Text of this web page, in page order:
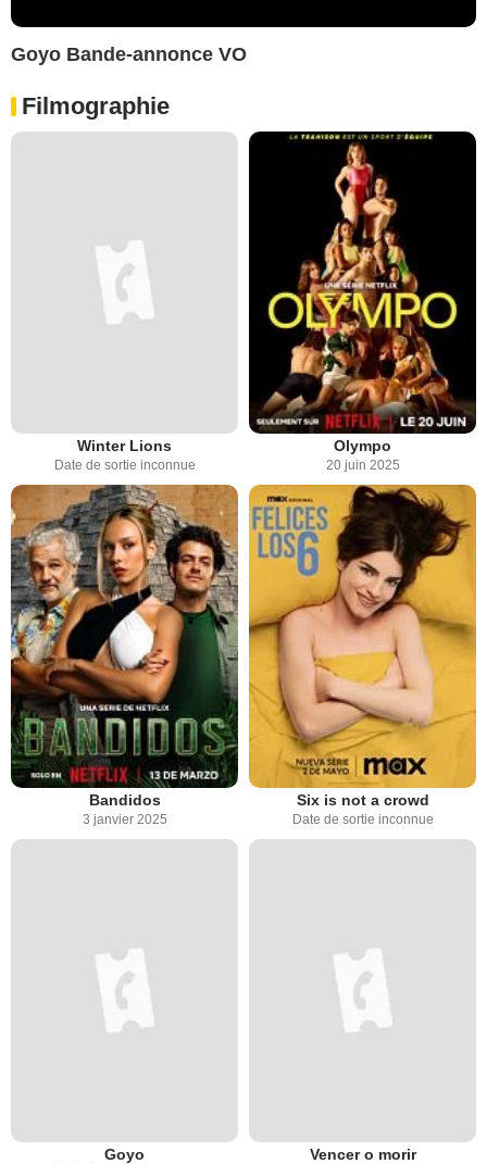
Goyo Bande-annonce VO
Filmographie
Winter Lions
Date de sortie inconnue
Olympo
20 juin 2025
Bandidos
3 janvier 2025
Six is not a crowd
Date de sortie inconnue
Goyo Vencer o morir